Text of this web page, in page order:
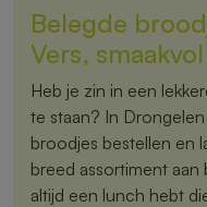
Belegde
Vers,
Heb je zin in een
te staan? In
broodjes bestellen en
breed assortiment
altijd een lunch hebt